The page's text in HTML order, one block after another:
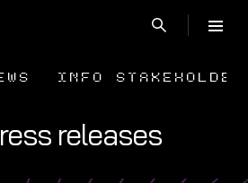
releases
INFO